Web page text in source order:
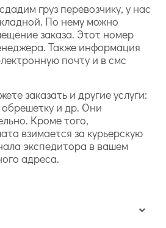
груз перевозчику, у нас
По нему можно
заказа. Этот номер
Также информация
почту и в смс
заказать и другие услуги:
обрешетку и др. Они
Кроме того,
взимается за курьерскую
экспедитора в вашем
адреса.